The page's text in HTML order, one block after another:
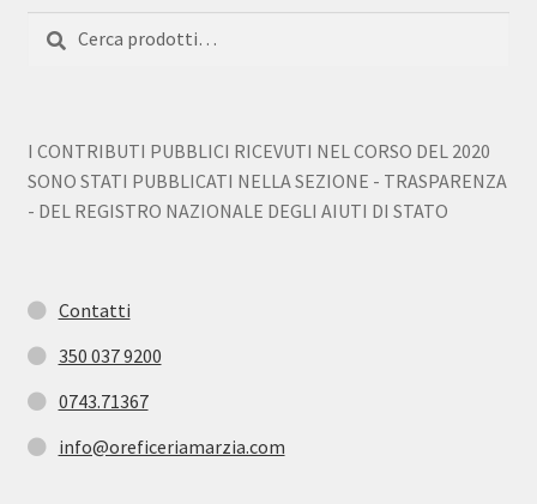
I CONTRIBUTI PUBBLICI RICEVUTI NEL CORSO DEL 2020
SONO STATI PUBBLICATI NELLA SEZIONE - TRASPARENZA
- DEL REGISTRO NAZIONALE DEGLI AIUTI DI STATO
Contatti
350 037 9200
0743.71367
info@oreficeriamarzia.com